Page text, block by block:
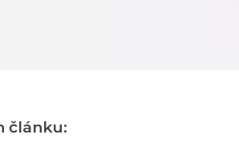
článku: